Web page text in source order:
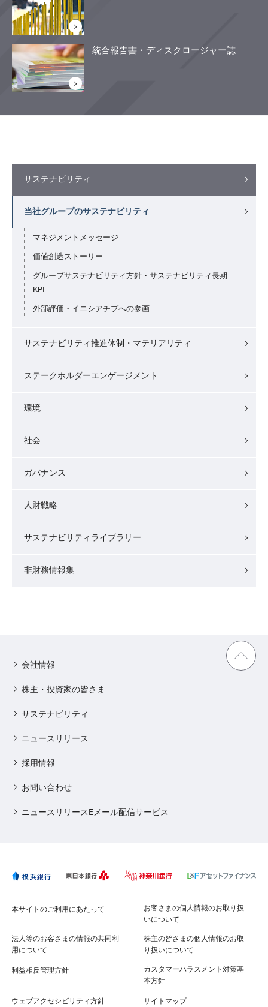
統合報告書・ディスクロージャー誌
サステナビリティ
当社グループのサステナビリティ
マネジメントメッセージ
価値創造ストーリー
グループサステナビリティ方針・サステナビリティ長期
KPI
外部評価・イニシアチブへの参画
サステナビリティ推進体制・マテリアリティ
ステークホルダーエンゲージメント
環境
社会
ガバナンス
人財戦略
サステナビリティライブラリー
非財務情報集
会社情報
株主・投資家の皆さま
サステナビリティ
ニュースリリース
採用情報
お問い合わせ
ニュースリリースEメール配信サービス
本サイトのご利用にあたって
お客さまの個人情報のお取り扱
いについて
法人等のお客さまの情報の共同利
用について
株主の皆さまの個人情報のお取
り扱いについて
利益相反管理方針
カスタマーハラスメント対策基
本方針
ウェブアクセシビリティ方針 サイトマップ